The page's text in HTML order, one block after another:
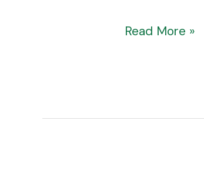
(30-
Read More »